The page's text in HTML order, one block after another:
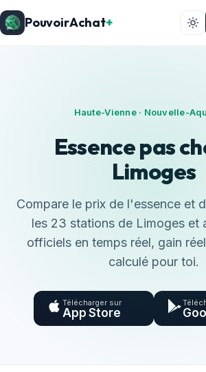
PouvoirAchat+
Haute-Vienne · Nouvelle-
Essence pas
Limoges
Compare le prix de l'essence et
les 23 stations de Limoges et
officiels en temps réel, gain
calculé pour toi.
Télécharger sur
App Store